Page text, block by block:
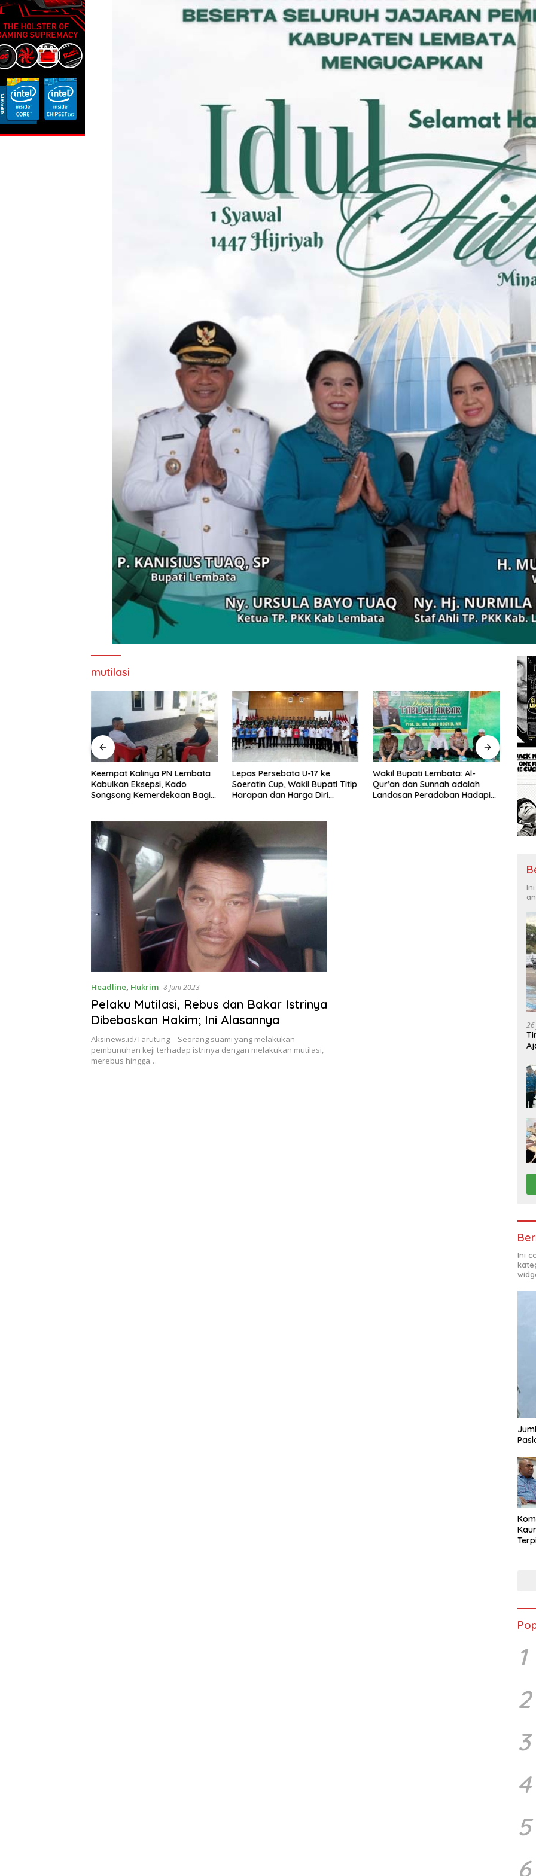
mutilasi
Keempat Kalinya PN Lembata
Kabulkan Eksepsi, Kado
Songsong Kemerdekaan Bagi
Lepas Persebata U-17 ke
Soeratin Cup, Wakil Bupati Titip
Harapan dan Harga Diri
Wakil Bupati Lembata: Al-
Qur’an dan Sunnah adalah
Landasan Peradaban Hadapi
Headline, Hukrim 8 Juni 2023
Pelaku Mutilasi, Rebus dan Bakar Istrinya
Dibebaskan Hakim; Ini Alasannya
Aksinews.id/Tarutung – Seorang suami yang melakukan
pembunuhan keji terhadap istrinya dengan melakukan mutilasi,
merebus hingga…
Ini
1
2
3
4
5
6